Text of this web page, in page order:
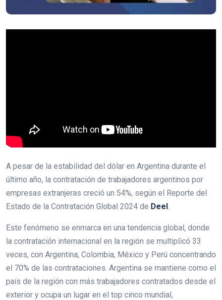
A pesar de la estabilidad del dólar en Argentina durante el
último año, la contratación de trabajadores argentinos por
empresas extranjeras creció un 54%, según el Reporte del
Estado de la Contratación Global 2024 de Deel.
Este fenómeno se enmarca en una tendencia global, donde
la contratación internacional en la región se multiplicó 33
veces, con Argentina, Colombia, México y Perú concentrando
el 70% de las contrataciones. Argentina se mantiene como el
país de la región con más trabajadores contratados desde el
exterior y ocupa un lugar en el top cinco mundial,